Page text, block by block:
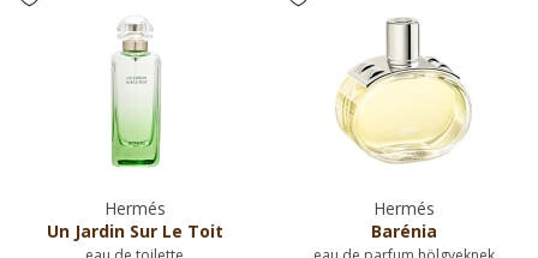
Hermés
Un Jardin Sur Le Toit
Hermés
Barénia